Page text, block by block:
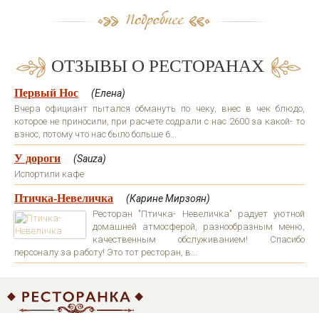
ОТЗЫВЫ О РЕСТОРАНАХ
Первый Нос (Елена)
Вчера официант пытался обмануть по чеку, внес в чек блюдо,
которое не приносили, при расчете содрали с нас 2600 за какой- то
взнос, потому что нас было больше 6...
У дороги (Sauza)
Испортили кафе
Птичка-Невеличка (Карине Мирзоян)
Ресторан "Птичка- Невеличка" радует уютной
домашней атмосферой, разнообразным меню,
качественным обслуживанием! Спасибо
персоналу за работу! Это тот ресторан, в...